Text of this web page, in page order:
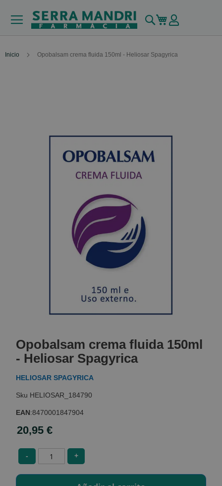
Buscar
Mi carrito
Inicio Opobalsam crema fluida 150ml - Heliosar Spagyrica
the
beginning
the
gallery
Opobalsam crema fluida 150ml
- Heliosar Spagyrica
HELIOSAR SPAGYRICA
HELIOSAR_184790
EAN:8470001847904
20,95 €
- +